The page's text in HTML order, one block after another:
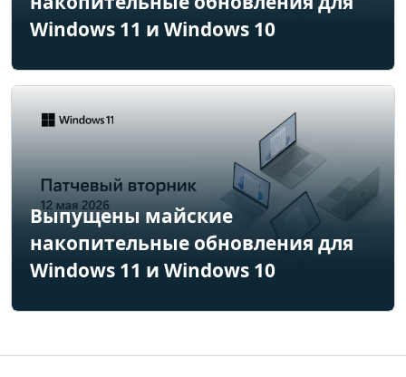
Windows 11 и Windows 10
Выпущены майские
накопительные обновления для
Windows 11 и Windows 10